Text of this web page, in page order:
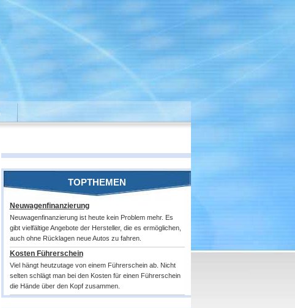
TOPTHEMEN
Neuwagenfinanzierung
Neuwagenfinanzierung ist heute kein Problem mehr. Es
gibt vielfältige Angebote der Hersteller, die es ermöglichen,
auch ohne Rücklagen neue Autos zu fahren.
Kosten Führerschein
Viel hängt heutzutage von einem Führerschein ab. Nicht
selten schlägt man bei den Kosten für einen Führerschein
die Hände über den Kopf zusammen.